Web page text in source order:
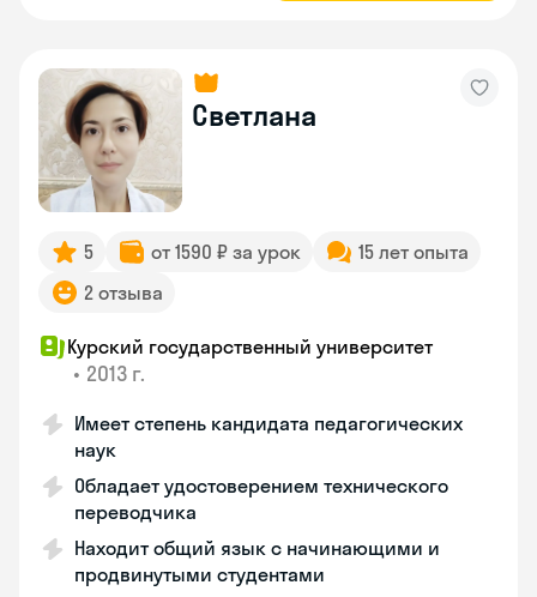
Светлана
5 от 1590 ₽ за урок
15 лет опыта
2 отзыва
Курский государственный университет
• 2013 г.
Имеет степень кандидата педагогических
наук
Обладает удостоверением технического
переводчика
Находит общий язык с начинающими и
продвинутыми студентами